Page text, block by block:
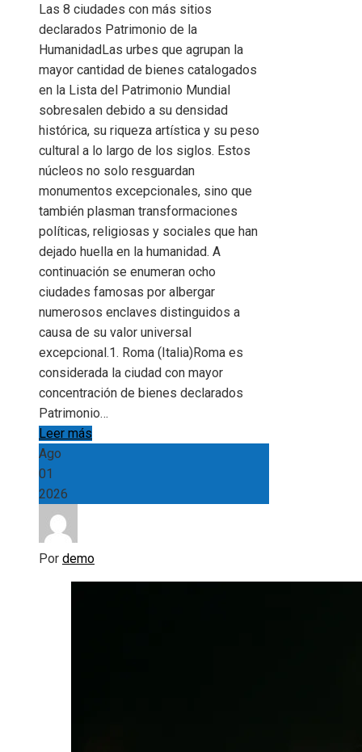
Las 8 ciudades con más sitios
declarados Patrimonio de la
HumanidadLas urbes que agrupan la
mayor cantidad de bienes catalogados
en la Lista del Patrimonio Mundial
sobresalen debido a su densidad
histórica, su riqueza artística y su peso
cultural a lo largo de los siglos. Estos
núcleos no solo resguardan
monumentos excepcionales, sino que
también plasman transformaciones
políticas, religiosas y sociales que han
dejado huella en la humanidad. A
continuación se enumeran ocho
ciudades famosas por albergar
numerosos enclaves distinguidos a
causa de su valor universal
excepcional.1. Roma (Italia)Roma es
considerada la ciudad con mayor
concentración de bienes declarados
Patrimonio…
Leer más
Ago
01
2026
Por demo